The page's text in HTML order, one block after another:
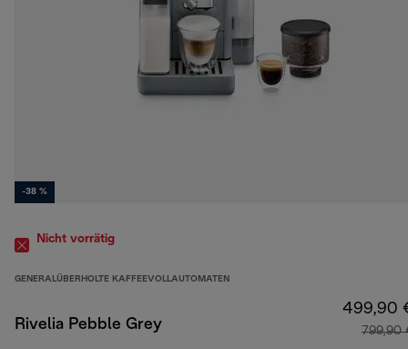
-38 %
Nicht vorrätig
GENERALÜBERHOLTE KAFFEEVOLLAUTOMATEN
Rivelia Pebble Grey
499,90
799,90